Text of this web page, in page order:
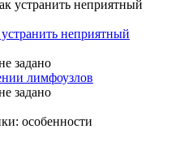
неприятный
лимфоузлов